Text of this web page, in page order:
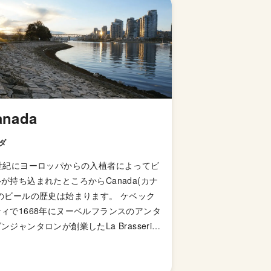
にヨーロッパからの入植者によってビ
持ち込まれたところからCanada(カナ
ールの歴史は始まります。 ケベック
で1668年にヌーベルフランスのアンタ
ジャンタロンが創業したLa Brasseries